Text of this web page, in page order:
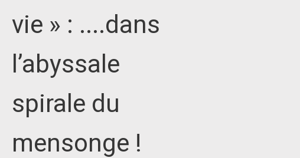
vie » : ....dans
l’abyssale
spirale du
mensonge !